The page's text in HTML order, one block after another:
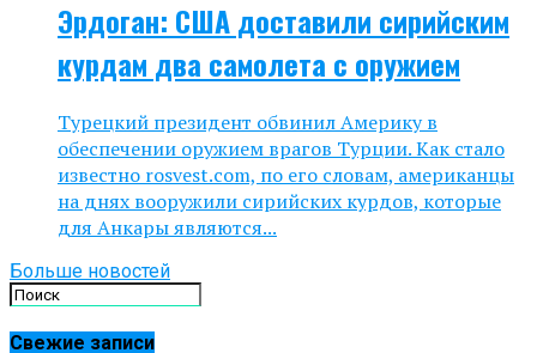
Эрдоган: США доставили сирийским
курдам два самолета с оружием
Турецкий президент обвинил Америку в
обеспечении оружием врагов Турции. Как стало
известно rosvest.com, по его словам, американцы
на днях вооружили сирийских курдов, которые
для Анкары являются...
Больше новостей
Свежие записи